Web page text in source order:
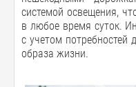
системой освещения,
в любое время суток.
с учетом потребностей
образа жизни.